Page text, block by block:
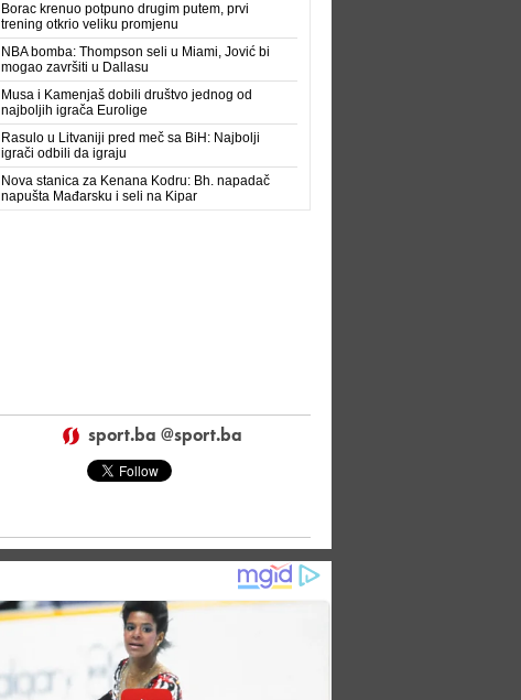
Borac krenuo potpuno drugim putem, prvi
trening otkrio veliku promjenu
NBA bomba: Thompson seli u Miami, Jović bi
mogao završiti u Dallasu
Musa i Kamenjaš dobili društvo jednog od
najboljih igrača Eurolige
Rasulo u Litvaniji pred meč sa BiH: Najbolji
igrači odbili da igraju
Nova stanica za Kenana Kodru: Bh. napadač
napušta Mađarsku i seli na Kipar
sport.ba @sport.ba